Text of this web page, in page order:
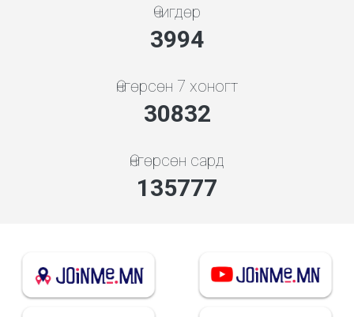
Өчигдөр
4279
Өнгөрсөн 7 хоногт
33034
Өнгөрсөн сард
145475